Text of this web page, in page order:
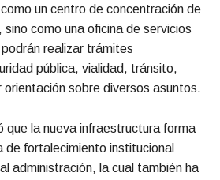
un centro de concentración de
como una oficina de servicios
realizar trámites
pública, vialidad, tránsito,
orientación sobre diversos asuntos.
que la nueva infraestructura forma
fortalecimiento institucional
administración, la cual también ha